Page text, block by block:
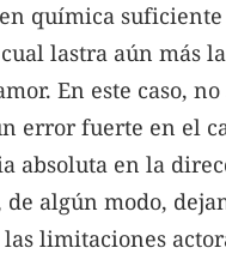
química
lastra aún más
En este caso, no
error fuerte en el
absoluta en la
de algún modo,
limitaciones